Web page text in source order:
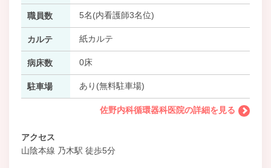
職員数 5名(内看護師3名位)
カルテ 紙カルテ
病床数 0床
駐車場 あり(無料駐車場)
佐野内科循環器科医院の詳細を見る
アクセス
山陰本線 乃木駅 徒歩5分